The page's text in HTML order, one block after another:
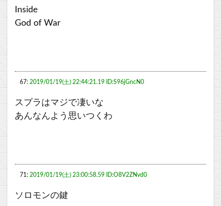
Inside
God of War
67: 2019/01/19(土) 22:44:21.19 ID:S96jGncN0
スプラはマジで凄いな
あんなんよう思いつくわ
71: 2019/01/19(土) 23:00:58.59 ID:O8V2ZNvd0
ソロモンの鍵